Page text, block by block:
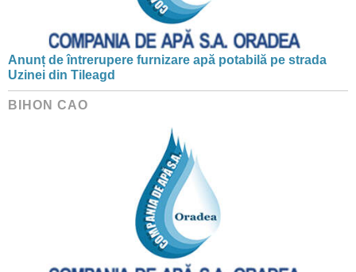
Anunț de întrerupere furnizare apă potabilă pe strada
Uzinei din Tileagd
BIHON CAO